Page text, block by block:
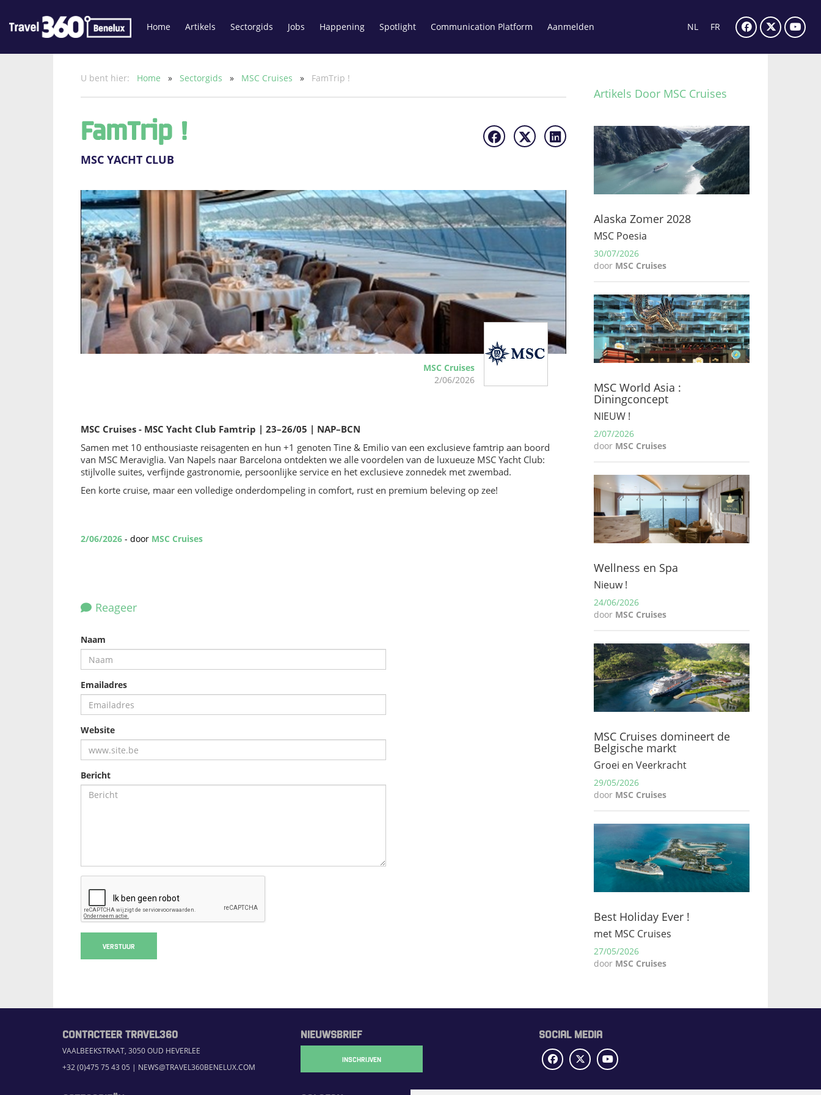
Home Artikels Sectorgids Jobs Happening Spotlight Communication Platform Aanmelden NL FR
U bent hier: Home » Sectorgids » MSC Cruises » FamTrip !
FamTrip !
MSC YACHT CLUB
MSC Cruises
2/06/2026
MSC Cruises - MSC Yacht Club Famtrip | 23–26/05 | NAP–BCN
Samen met 10 enthousiaste reisagenten en hun +1 genoten Tine & Emilio van een exclusieve famtrip aan boord
van MSC Meraviglia. Van Napels naar Barcelona ontdekten we alle voordelen van de luxueuze MSC Yacht Club:
stijlvolle suites, verfijnde gastronomie, persoonlijke service en het exclusieve zonnedek met zwembad.
Een korte cruise, maar een volledige onderdompeling in comfort, rust en premium beleving op zee!
2/06/2026 - door MSC Cruises
Reageer
Naam
Emailadres
Website
Bericht
VERSTUUR
Artikels Door MSC Cruises
Alaska Zomer 2028
MSC Poesia
30/07/2026
door MSC Cruises
MSC World Asia :
Diningconcept
NIEUW !
2/07/2026
door MSC Cruises
Wellness en Spa
Nieuw !
24/06/2026
door MSC Cruises
MSC Cruises domineert de
Belgische markt
Groei en Veerkracht
29/05/2026
door MSC Cruises
Best Holiday Ever !
met MSC Cruises
27/05/2026
door MSC Cruises
CONTACTEER TRAVEL360
VAALBEEKSTRAAT, 3050 OUD HEVERLEE
+32 (0)475 75 43 05 | NEWS@TRAVEL360BENELUX.COM
NIEUWSBRIEF
INSCHRIJVEN
SOCIAL MEDIA